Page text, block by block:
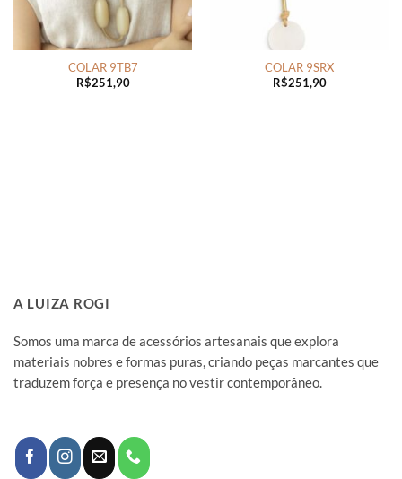
COLAR 9TB7
R$251,90
COLAR 9SRX
R$251,90
A LUIZA ROGI
Somos uma marca de acessórios artesanais que explora
materiais nobres e formas puras, criando peças marcantes que
traduzem força e presença no vestir contemporâneo.